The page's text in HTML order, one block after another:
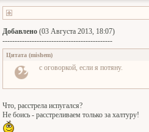
Добавлено (03 Августа 2013, 18:07)
---------------------------------------------
Цитата (mishem)
с оговоркой, если я потяну.
Что, расстрела испугался?
Не боись - расстреливаем только за халтуру!